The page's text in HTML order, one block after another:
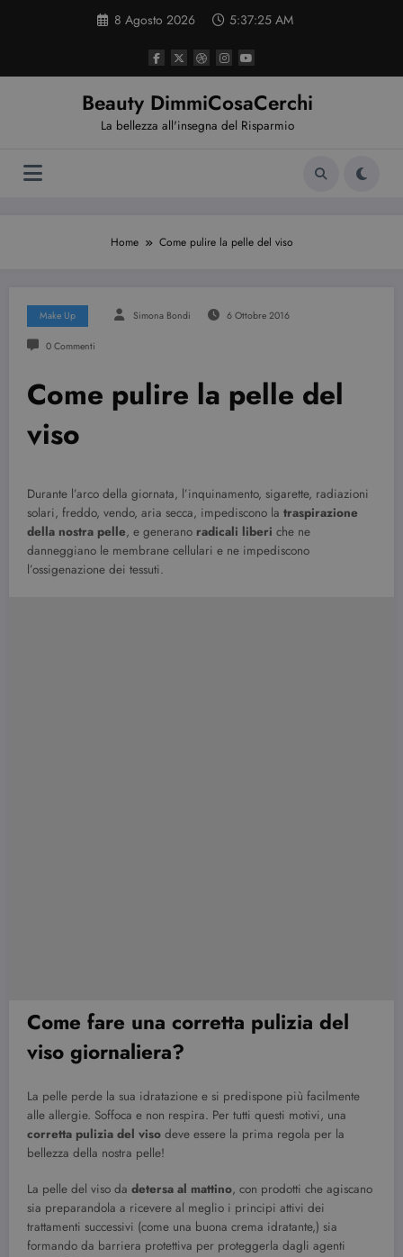
8 Agosto 2026 5:37:26 AM
Beauty DimmiCosaCerchi
La bellezza all'insegna del Risparmio
Home Come pulire la pelle del viso
Make Up Simona Bondi 6 Ottobre 2016
0 Commenti
Come pulire la pelle del
viso
Durante l’arco della giornata, l’inquinamento, sigarette, radiazioni
solari, freddo, vendo, aria secca, impediscono la traspirazione
della nostra pelle, e generano radicali liberi che ne
danneggiano le membrane cellulari e ne impediscono
l’ossigenazione dei tessuti.
Come fare una corretta pulizia del
viso giornaliera?
La pelle perde la sua idratazione e si predispone più facilmente
alle allergie. Soffoca e non respira. Per tutti questi motivi, una
corretta pulizia del viso deve essere la prima regola per la
bellezza della nostra pelle!
La pelle del viso da detersa al mattino, con prodotti che agiscano
sia preparandola a ricevere al meglio i principi attivi dei
trattamenti successivi (come una buona crema idratante,) sia
formando da barriera protettiva per proteggerla dagli agenti